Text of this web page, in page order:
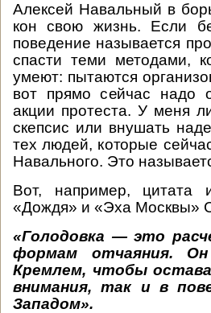
Алексей Навальный в
кон свою жизнь. Если
поведение называется
спасти теми методами,
умеют: пытаются
вот прямо сейчас надо
акции протеста. У меня
скепсис или внушать
тех людей, которые
Навального. Это
Вот, например, цитата
«Дождя» и «Эха Москвы»
«Голодовка — это
формам отчаяния.
Кремлем, чтобы
внимания, так и в
Западом».